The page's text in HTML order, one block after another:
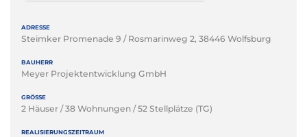
ADRESSE
Steimker Promenade 9 / Rosmarinweg 2, 38446 Wolfsburg
BAUHERR
Meyer Projektentwicklung GmbH
GRÖSSE
2 Häuser / 38 Wohnungen / 52 Stellplätze (TG)
REALISIERUNGSZEITRAUM